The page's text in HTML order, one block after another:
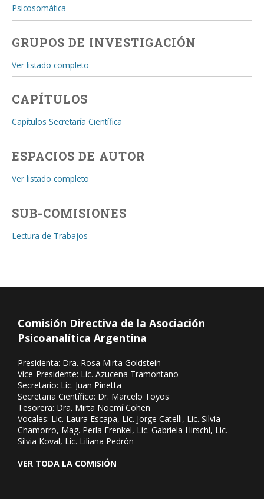
Psicosomática
GRUPOS DE INVESTIGACIÓN
Ver listado completo
CAPÍTULOS
Capítulos Secretaría Científica
ESPACIOS DE AUTOR
Ver listado completo
SUB-COMISIONES
Lectura de Trabajos
Comisión Directiva de la Asociación
Psicoanalítica Argentina
Presidenta: Dra. Rosa Mirta Goldstein
Vice-Presidente: Lic. Azucena Tramontano
Secretario: Lic. Juan Pinetta
Secretaria Científico: Dr. Marcelo Toyos
Tesorera: Dra. Mirta Noemí Cohen
Vocales: Lic. Laura Escapa, Lic. Jorge Catelli, Lic. Silvia
Chamorro, Mag. Perla Frenkel, Lic. Gabriela Hirschl, Lic.
Silvia Koval, Lic. Liliana Pedrón
VER TODA LA COMISIÓN